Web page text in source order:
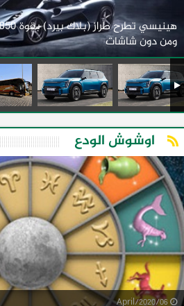
ومن دون شاشات
اوشوش الودع